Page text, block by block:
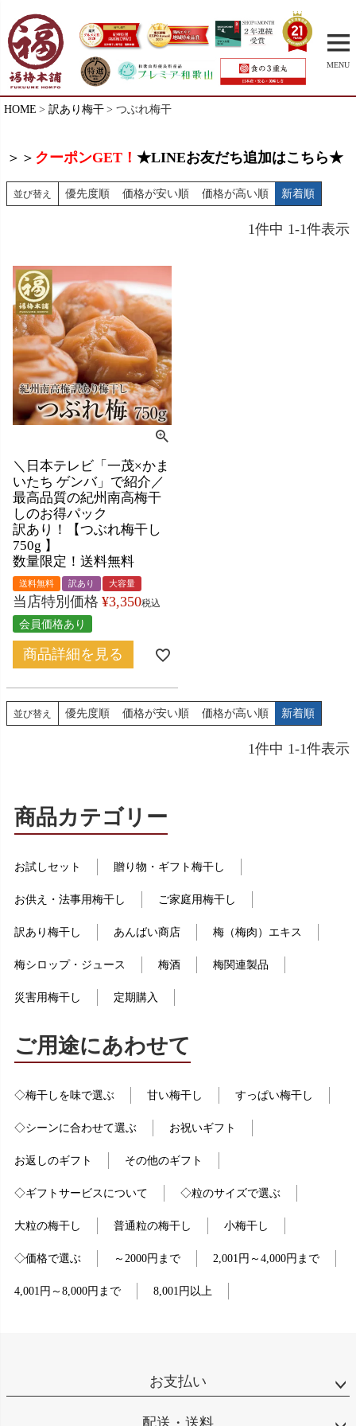
MENU
HOME 訳あり梅干 つぶれ梅干
＞＞ クーポンGET！ ★LINEお友だち追加はこちら★
並び替え 優先度順 価格が安い順 価格が高い順 新着順
1件中 1-1件表示
＼日本テレビ「一茂×かま
いたち ゲンバ」で紹介／
最高品質の紀州南高梅干
しのお得パック
訳あり！【つぶれ梅干し
750g 】
数量限定！送料無料
送料無料 訳あり 大容量
当店特別価格 ¥3,350税込
会員価格あり
商品詳細を見る
並び替え 優先度順 価格が安い順 価格が高い順 新着順
1件中 1-1件表示
商品カテゴリー
お試しセット 贈り物・ギフト梅干し
お供え・法事用梅干し ご家庭用梅干し
訳あり梅干し あんばい商店 梅（梅肉）エキス
梅シロップ・ジュース 梅酒 梅関連製品
災害用梅干し 定期購入
ご用途にあわせて
◇梅干しを味で選ぶ 甘い梅干し すっぱい梅干し
◇シーンに合わせて選ぶ お祝いギフト
お返しのギフト その他のギフト
◇ギフトサービスについて ◇粒のサイズで選ぶ
大粒の梅干し 普通粒の梅干し 小梅干し
◇価格で選ぶ ～2000円まで 2,001円～4,000円まで
4,001円～8,000円まで 8,001円以上
お支払い